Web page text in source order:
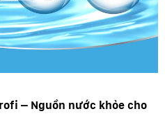
– Nguồn nước khỏe cho